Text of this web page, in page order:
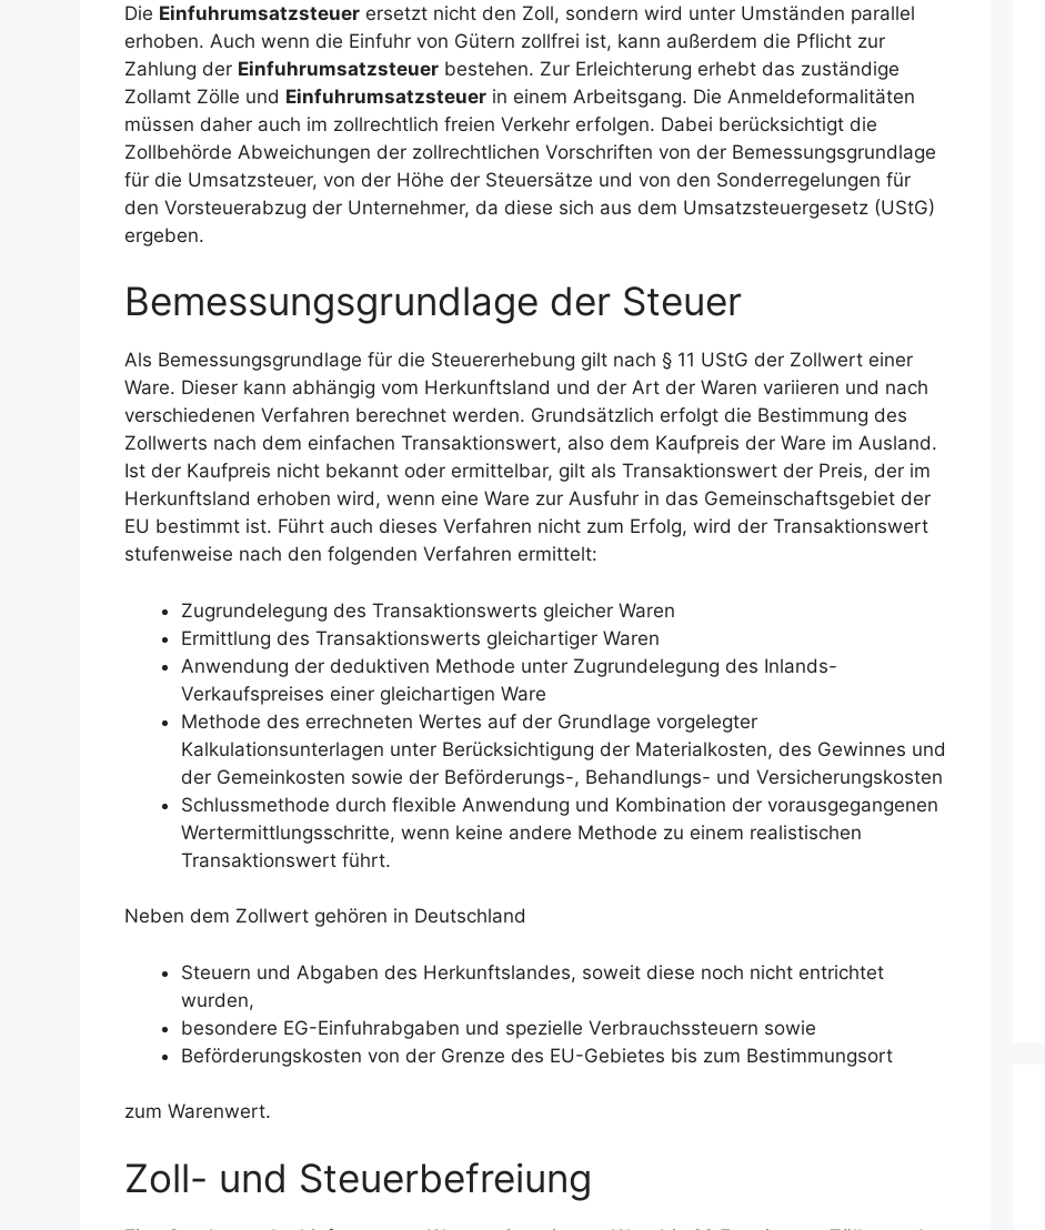
Die Einfuhrumsatzsteuer ersetzt nicht den Zoll, sondern wird unter Umständen parallel
erhoben. Auch wenn die Einfuhr von Gütern zollfrei ist, kann außerdem die Pflicht zur
Zahlung der Einfuhrumsatzsteuer bestehen. Zur Erleichterung erhebt das zuständige
Zollamt Zölle und Einfuhrumsatzsteuer in einem Arbeitsgang. Die Anmeldeformalitäten
müssen daher auch im zollrechtlich freien Verkehr erfolgen. Dabei berücksichtigt die
Zollbehörde Abweichungen der zollrechtlichen Vorschriften von der Bemessungsgrundlage
für die Umsatzsteuer, von der Höhe der Steuersätze und von den Sonderregelungen für
den Vorsteuerabzug der Unternehmer, da diese sich aus dem Umsatzsteuergesetz (UStG)
ergeben.
Bemessungsgrundlage der Steuer
Als Bemessungsgrundlage für die Steuererhebung gilt nach § 11 UStG der Zollwert einer
Ware. Dieser kann abhängig vom Herkunftsland und der Art der Waren variieren und nach
verschiedenen Verfahren berechnet werden. Grundsätzlich erfolgt die Bestimmung des
Zollwerts nach dem einfachen Transaktionswert, also dem Kaufpreis der Ware im Ausland.
Ist der Kaufpreis nicht bekannt oder ermittelbar, gilt als Transaktionswert der Preis, der im
Herkunftsland erhoben wird, wenn eine Ware zur Ausfuhr in das Gemeinschaftsgebiet der
EU bestimmt ist. Führt auch dieses Verfahren nicht zum Erfolg, wird der Transaktionswert
stufenweise nach den folgenden Verfahren ermittelt:
Zugrundelegung des Transaktionswerts gleicher Waren
Ermittlung des Transaktionswerts gleichartiger Waren
Anwendung der deduktiven Methode unter Zugrundelegung des Inlands-
Verkaufspreises einer gleichartigen Ware
Methode des errechneten Wertes auf der Grundlage vorgelegter
Kalkulationsunterlagen unter Berücksichtigung der Materialkosten, des Gewinnes und
der Gemeinkosten sowie der Beförderungs-, Behandlungs- und Versicherungskosten
Schlussmethode durch flexible Anwendung und Kombination der vorausgegangenen
Wertermittlungsschritte, wenn keine andere Methode zu einem realistischen
Transaktionswert führt.
Neben dem Zollwert gehören in Deutschland
Steuern und Abgaben des Herkunftslandes, soweit diese noch nicht entrichtet
wurden,
besondere EG-Einfuhrabgaben und spezielle Verbrauchssteuern sowie
Beförderungskosten von der Grenze des EU-Gebietes bis zum Bestimmungsort
zum Warenwert.
Zoll- und Steuerbefreiung